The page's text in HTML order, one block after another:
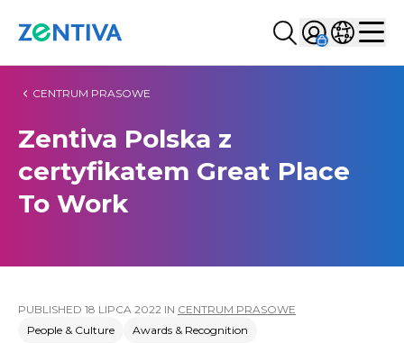
Szukaj...
Sign inWybierz
CENTRUM PRASOWE
Zentiva Polska z
certyfikatem Great Place
To Work
PUBLISHED 18 LIPCA 2022 IN CENTRUM PRASOWE
People & Culture
Awards & Recognition